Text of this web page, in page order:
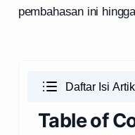
pembahasan ini
Daftar Isi
Table of